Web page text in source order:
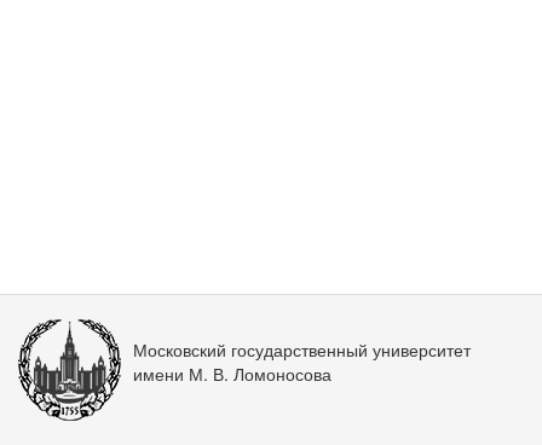
Московский государственный университет
имени М. В. Ломоносова